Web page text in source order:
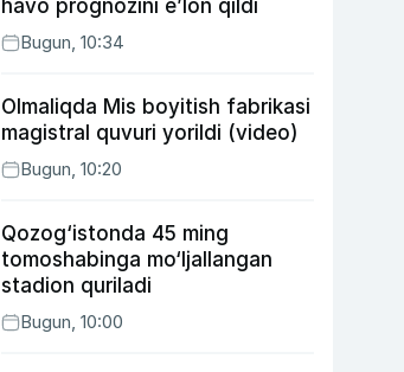
havo prognozini e’lon qildi
Bugun, 10:34
Olmaliqda Mis boyitish fabrikasi
magistral quvuri yorildi (video)
Bugun, 10:20
Qozog‘istonda 45 ming
tomoshabinga mo‘ljallangan
stadion quriladi
Bugun, 10:00